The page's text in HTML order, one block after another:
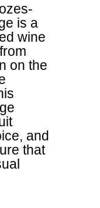
is a
wine
on the
and
that